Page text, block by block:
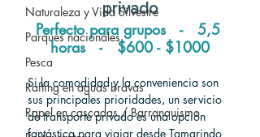
Naturaleza y Vida Silvestre
Parques nacionales
Pesca
Rafting en aguas bravas
Rapel en cascadas / Barranquismo
privado
Perfecto para grupos   -   5,5
horas   - $600 - $1000
Si la comodidad y la conveniencia son
sus principales prioridades, un servicio
de transporte privado es una opción
fantástica para viajar desde Tamarindo